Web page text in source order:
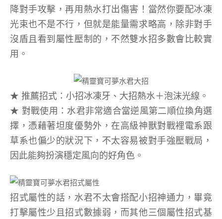
降對手攻擊，再用熱水打出傷害！當然你要配冰凍
光束也不是不行，但就是能量需求略高，除非對手
沒盾且看到屬性壓制的，不然雙水招多數會比較實
用。
★ 推薦招式：小招冰凍牙、大招熱水＋泡沫光線。
★ 對戰使用：水君非常適合當逆風第二順位換角選
擇，憑藉著坦度優勢外，在高級神獸對戰裡電系跟
草系也偏少的狀況下，不太容易被對手強壓戰局，
因此能夠扮演穩定風向的好角色。
招式屬性的話，水君不太會搭配小招神通力，畢竟
打擊屬性少且招式數據弱，而其他三個屬性招式基